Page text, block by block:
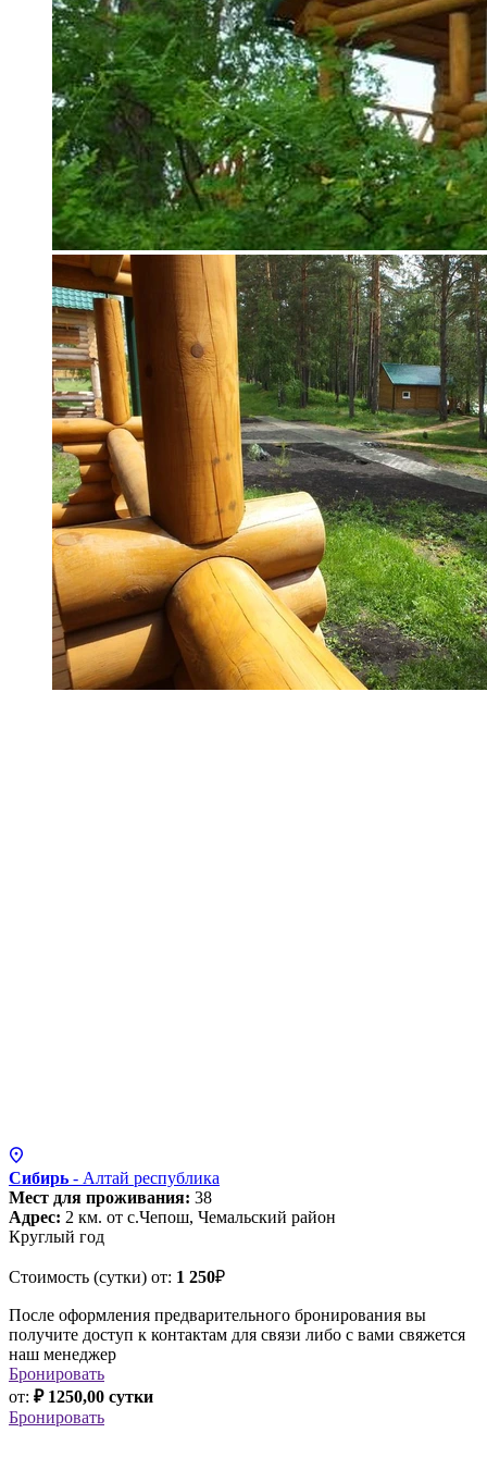
Сибирь - Алтай республика
Мест для проживания: 38
Адрес: 2 км. от с.Чепош, Чемальский район
Круглый год
Стоимость (сутки) от: 1 250₽
После оформления предварительного бронирования вы
получите доступ к контактам для связи либо с вами свяжется
наш менеджер
Бронировать
от: ₽ 1250,00 сутки
Бронировать